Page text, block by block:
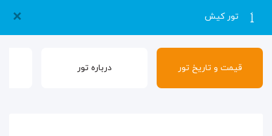
× تور کیش
قیمت و تاریخ تور درباره تور